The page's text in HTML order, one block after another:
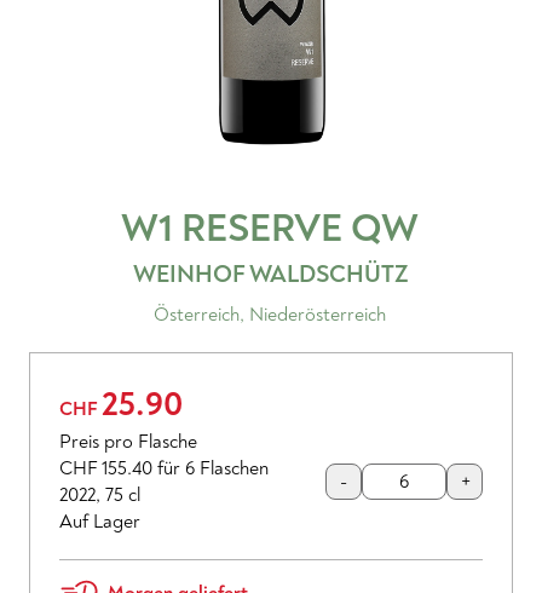
W1 RESERVE QW
WEINHOF WALDSCHÜTZ
Österreich, Niederösterreich
CHF 25.90
Preis pro Flasche
CHF 155.40 für 6 Flaschen
2022, 75 cl
Auf Lager
- +